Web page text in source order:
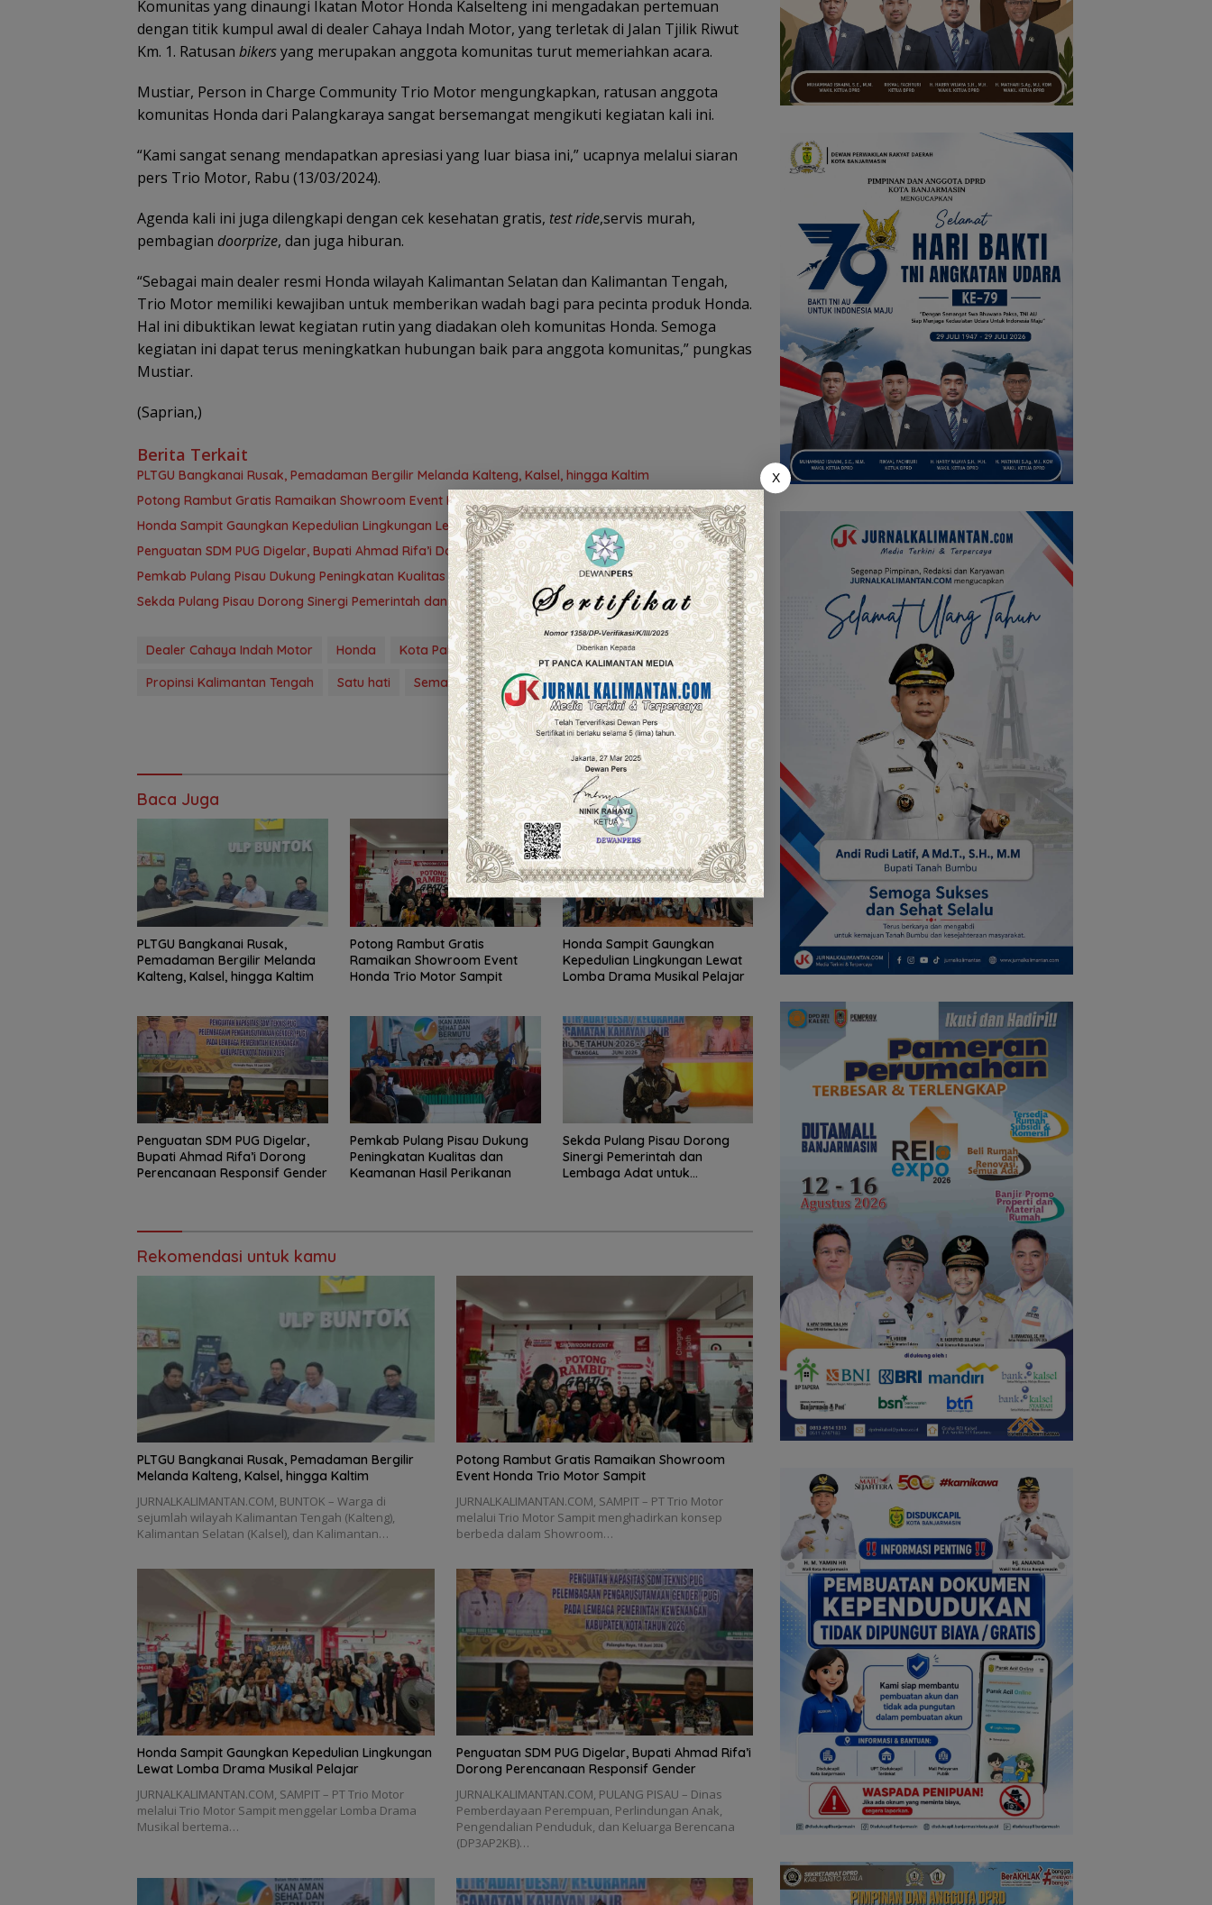
Komunitas yang dinaungi Ikatan Motor Honda Kalselteng ini mengadakan pertemuan
dengan titik kumpul awal di dealer Cahaya Indah Motor, yang terletak di Jalan Tjilik Riwut
Km. 1. Ratusan bikersyang merupakan anggota komunitas turut memeriahkan acara.
Mustiar, Person in Charge Community Trio Motor mengungkapkan, ratusan anggota
komunitas Honda dari Palangkaraya sangat bersemangat mengikuti kegiatan kali ini.
“Kami sangat senang mendapatkan apresiasi yang luar biasa ini,” ucapnya melalui siaran
pers Trio Motor, Rabu (13/03/2024).
Agenda kali ini juga dilengkapi dengan cek kesehatan gratis, test ride,servis murah,
pembagian doorprize, dan juga hiburan.
“Sebagai main dealer resmi Honda wilayah Kalimantan Selatan dan Kalimantan Tengah,
Trio Motor memiliki kewajiban untuk memberikan wadah bagi para pecinta produk Honda.
Hal ini dibuktikan lewat kegiatan rutin yang diadakan oleh komunitas Honda. Semoga
kegiatan ini dapat terus meningkatkan hubungan baik para anggota komunitas,” pungkas
Mustiar.
(Saprian,)
Berita Terkait
PLTGU Bangkanai Rusak, Pemadaman Bergilir Melanda Kalteng, Kalsel, hingga Kaltim
Potong Rambut Gratis Ramaikan Showroom Event Honda Trio Motor Sampit
Honda Sampit Gaungkan Kepedulian Lingkungan Lewat Lomba Drama Musikal Pelajar
Penguatan SDM PUG Digelar, Bupati Ahmad Rifa’i Dorong Perencanaan Responsif Gender
Pemkab Pulang Pisau Dukung Peningkatan Kualitas dan Keamanan Hasil Perikanan
Sekda Pulang Pisau Dorong Sinergi Pemerintah dan Lembaga Adat untuk Pembangunan Daerah
Dealer Cahaya Indah Motor Honda Kota Palangkaraya Main dealer Honda
Night ride
Propinsi Kalimantan Tengah
Satu hati Semangat Sinergi bagi Negeri
Baca Juga
PLTGU Bangkanai Rusak,
Pemadaman Bergilir Melanda
Kalteng, Kalsel, hingga Kaltim
Potong Rambut Gratis
Ramaikan Showroom Event
Honda Trio Motor Sampit
Honda Sampit Gaungkan
Kepedulian Lingkungan Lewat
Lomba Drama Musikal Pelajar
Penguatan SDM PUG Digelar,
Bupati Ahmad Rifa’i Dorong
Perencanaan Responsif Gender
Pemkab Pulang Pisau Dukung
Peningkatan Kualitas dan
Keamanan Hasil Perikanan
Sekda Pulang Pisau Dorong
Sinergi Pemerintah dan
Lembaga Adat untuk
Rekomendasi untuk kamu
PLTGU Bangkanai Rusak, Pemadaman Bergilir
Melanda Kalteng, Kalsel, hingga Kaltim
JURNALKALIMANTAN.COM, BUNTOK – Warga di
sejumlah wilayah Kalimantan Tengah (Kalteng),
Kalimantan Selatan (Kalsel), dan Kalimantan…
Potong Rambut Gratis Ramaikan Showroom
Event Honda Trio Motor Sampit
JURNALKALIMANTAN.COM, SAMPIT – PT Trio Motor
melalui Trio Motor Sampit menghadirkan konsep
berbeda dalam Showroom…
Honda Sampit Gaungkan Kepedulian Lingkungan
Lewat Lomba Drama Musikal Pelajar
JURNALKALIMANTAN.COM, SAMPIT – PT Trio Motor
melalui Trio Motor Sampit menggelar Lomba Drama
Musikal bertema…
Penguatan SDM PUG Digelar, Bupati Ahmad Rifa’i
Dorong Perencanaan Responsif Gender
JURNALKALIMANTAN.COM, PULANG PISAU – Dinas
Pemberdayaan Perempuan, Perlindungan Anak,
Pengendalian Penduduk, dan Keluarga Berencana
(DP3AP2KB)…
X